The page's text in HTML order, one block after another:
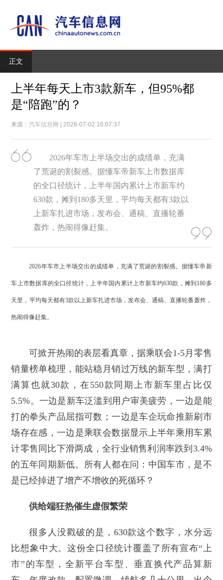
正文
上半年每天上市3款新车，但95%都
是“陪跑”的？
来源：汽车信息网 | 2026-07-02 16:07:37
2026年车市上半场交出的成绩单，充满
了荒诞的割裂感。据懂车帝新车上市数据库
的全口径统计，上半年国内累计上市新车约
630款，摊到180多天里，平均每天都有3款以
上新车扎进市场，发布会、通稿、直播轮番
轰炸，热闹得像赶集。
2026年车市上半场交出的成绩单，充满了荒诞的割裂感。据懂车帝新
车上市数据库的全口径统计，上半年国内累计上市新车约630款，摊到180多
天里，平均每天都有3款以上新车扎进市场，发布会、通稿、直播轮番轰炸，
热闹得像赶集。
可掀开热闹的表层看真章，据乘联会1-5月零售
销量榜单梳理，能站稳月销过万线的新车型，满打
满算也就30款，在550款同期上市新车里占比仅
5.5%。一边是新车泛滥到用户审美疲劳，一边是能
打的拳头产品屈指可数；一边是车企玩命推新刷市
场存在感，一边是乘联会数据显示上半年乘用车累
计零售同比下滑两成，全行业销售利润率跌到3.4%
的五年同期新低。所有人都在问：中国车市，是不
是已经掉进了增产不增收的死循环？
供给端狂热催生虚假繁荣
很多人没戳破的是，630款这个数字，水分远
比想象中大。这份全口径统计覆盖了所有宣布“上
市”的车型，全新平台车型、垂直换代产品算新